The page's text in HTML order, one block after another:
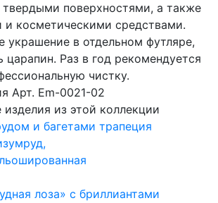
поверхностями, а также
косметическими средствами.
украшение в отдельном футляре,
царапин. Раз в год рекомендуется
чистку.
Арт. Em-0021-02
изделия из этой коллекции
и багетами трапеция
лоза» с бриллиантами